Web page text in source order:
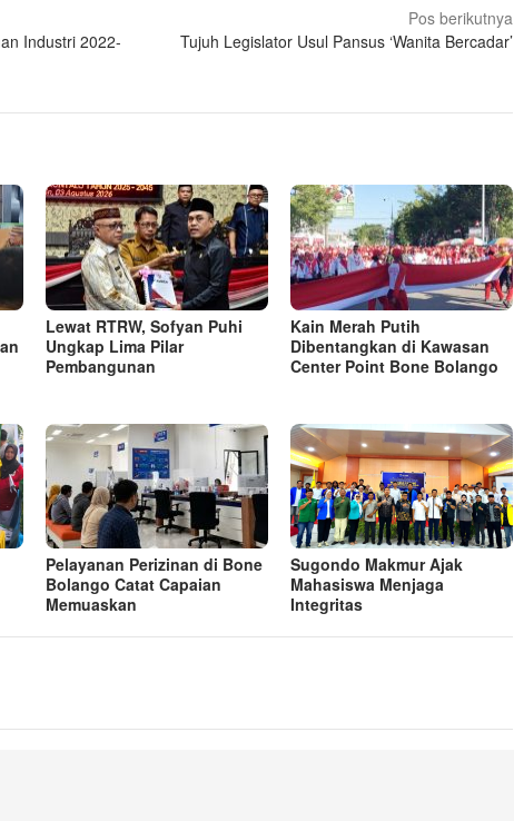
Industri 2022-
Pos berikutnya
Tujuh Legislator Usul Pansus ‘Wanita Bercadar’
Lewat RTRW, Sofyan Puhi
Ungkap Lima Pilar
Pembangunan
Kain Merah Putih
Dibentangkan di Kawasan
Center Point Bone Bolango
Pelayanan Perizinan di Bone
Bolango Catat Capaian
Memuaskan
Sugondo Makmur Ajak
Mahasiswa Menjaga
Integritas